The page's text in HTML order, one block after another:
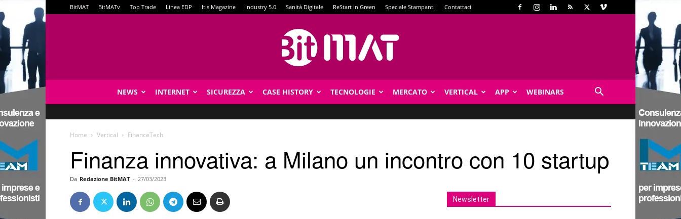
BitMAT BitMATv Top Trade Linea EDP Itis Magazine Industry 5.0 Sanità Digitale ReStart in Green Speciale Stampanti Contattaci
NEWS INTERNET SICUREZZA CASE HISTORY TECNOLOGIE MERCATO VERTICAL APP WEBINARS
Home Vertical FinanceTech
Finanza innovativa: a Milano un incontro con 10 startup
Da Redazione BitMAT - 27/03/2023
Newsletter